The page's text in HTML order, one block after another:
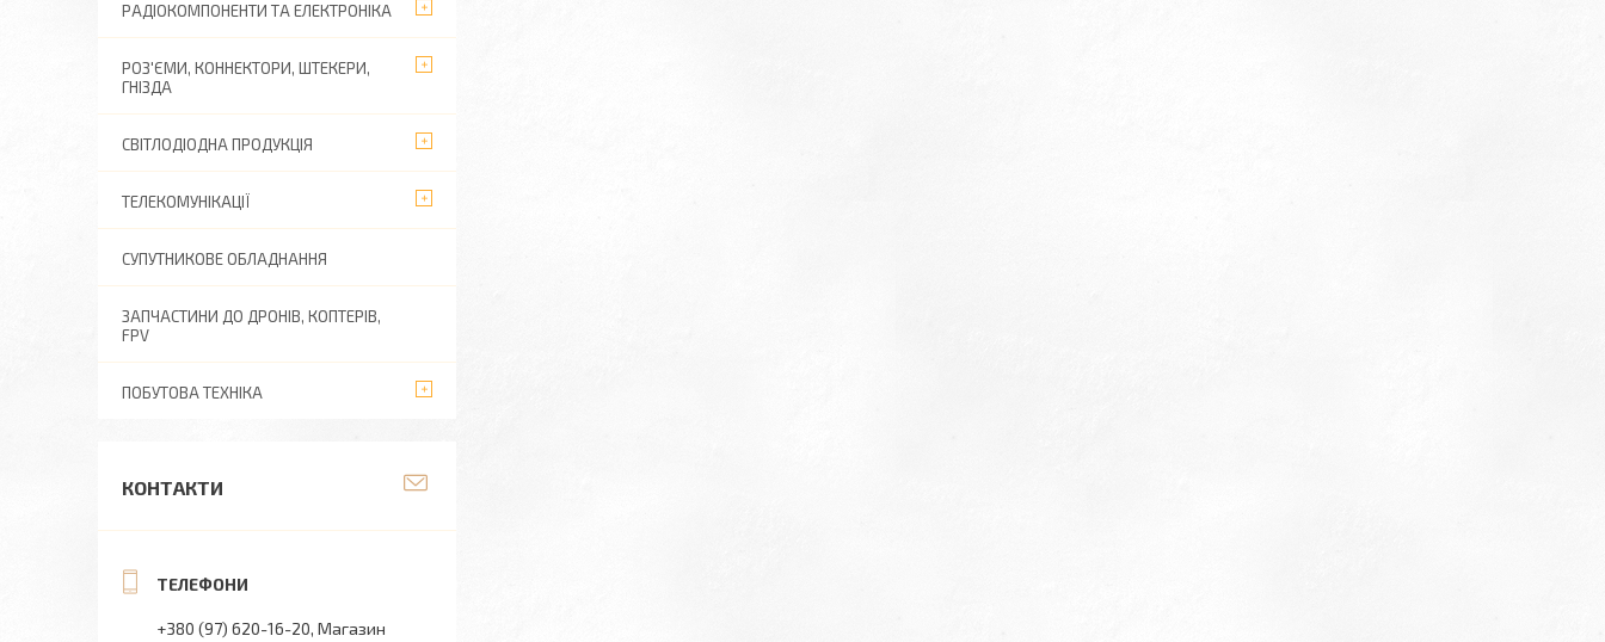
РАДІОКОМПОНЕНТИ ТА ЕЛЕКТРОНІКА
РОЗ'ЄМИ, КОННЕКТОРИ, ШТЕКЕРИ,
ГНІЗДА
СВІТЛОДІОДНА ПРОДУКЦІЯ
ТЕЛЕКОМУНІКАЦІЇ
СУПУТНИКОВЕ ОБЛАДНАННЯ
ЗАПЧАСТИНИ ДО ДРОНІВ, КОПТЕРІВ,
FPV
ПОБУТОВА ТЕХНІКА
КОНТАКТИ
+380 (97) 620-16-20 Магазин